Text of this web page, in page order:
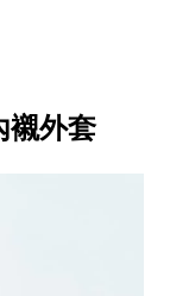
襯外套